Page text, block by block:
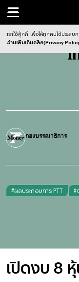
กองบรรณาธิการ
#ผลประกอบการ PTT #
เปิดงบ 8
- ก
เราใช้คุ้กกี้ เพื่อให้ทุกคนได้ประส
อ่านเพิ่มเติมคลิก(Privacy